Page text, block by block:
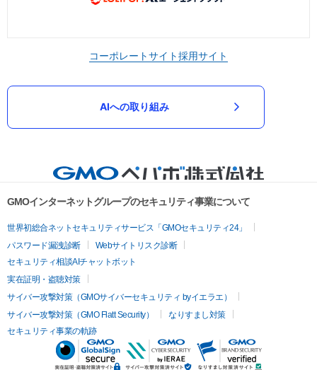
コーポレートサイト採用サイト
AIへの取り組み
GMOインターネットグループのセキュリティ事業について
世界初総合ネットセキュリティサービス「GMOセキュリティ24」
パスワード漏洩診断
Webサイトリスク診断
セキュリティ相談AIチャットボット
実在証明・盗聴対策
サイバー攻撃対策（GMOサイバーセキュリティ byイエラエ）
サイバー攻撃対策（GMO Flatt Security）
なりすまし対策
セキュリティ事業の軌跡